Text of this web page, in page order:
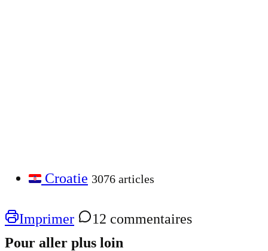
Croatie 3076 articles
Imprimer
12 commentaires
Pour aller plus loin